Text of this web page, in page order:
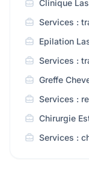
Clinique
Services :
Epilation
Services :
Greffe
Services :
Chirurgie
Services :